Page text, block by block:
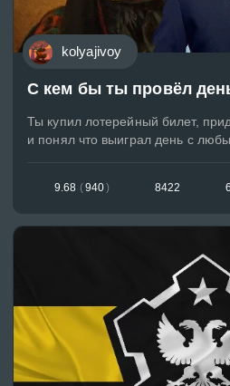
kolyajivoy
С кем бы ты провёл
Ты купил лотерейный билет,
и понял что выиграл день с
9.68 (940) 8422